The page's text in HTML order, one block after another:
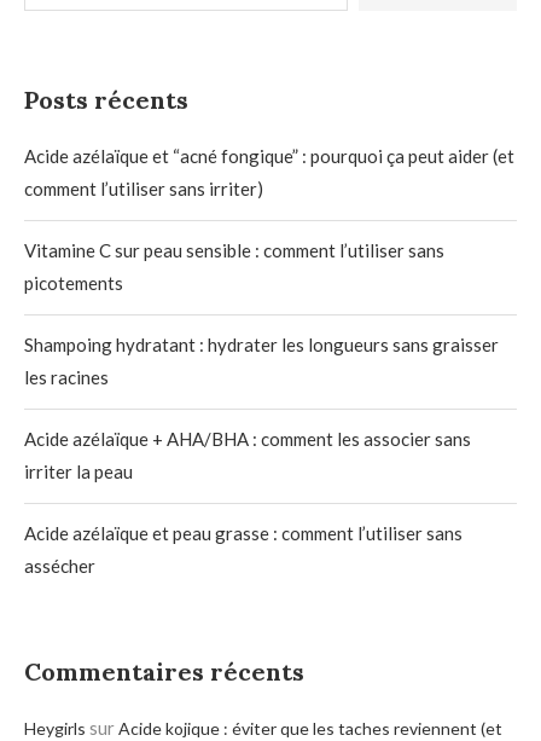
Posts récents
Acide azélaïque et “acné fongique” : pourquoi ça peut aider (et
comment l’utiliser sans irriter)
Vitamine C sur peau sensible : comment l’utiliser sans
picotements
Shampoing hydratant : hydrater les longueurs sans graisser
les racines
Acide azélaïque + AHA/BHA : comment les associer sans
irriter la peau
Acide azélaïque et peau grasse : comment l’utiliser sans
assécher
Commentaires récents
Heygirls surAcide kojique : éviter que les taches reviennent (et